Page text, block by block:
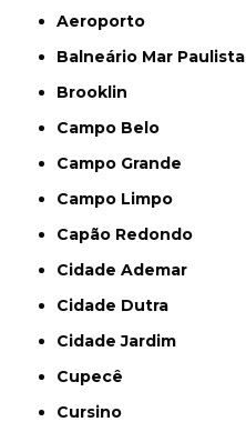
Aeroporto
Balneário Mar Paulista
Brooklin
Campo Belo
Campo Grande
Campo Limpo
Capão Redondo
Cidade Ademar
Cidade Dutra
Cidade Jardim
Cupecê
Cursino